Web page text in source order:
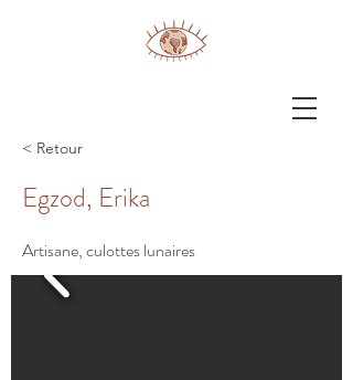
< Retour
Egzod, Erika
Artisane, culottes lunaires